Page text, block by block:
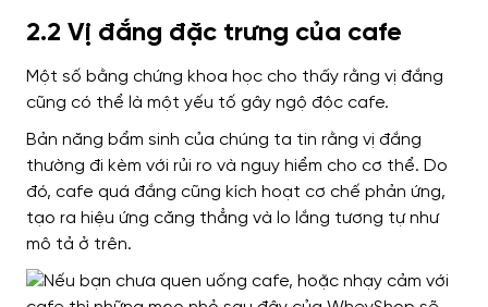
2.2 Vị đắng đặc trưng của cafe
Một số bằng chứng khoa học cho thấy rằng vị đắng
cũng có thể là một yếu tố gây ngộ độc cafe.
Bản năng bẩm sinh của chúng ta tin rằng vị đắng
thường đi kèm với rủi ro và nguy hiểm cho cơ thể. Do
đó, cafe quá đắng cũng kích hoạt cơ chế phản ứng,
tạo ra hiệu ứng căng thẳng và lo lắng tương tự như
mô tả ở trên.